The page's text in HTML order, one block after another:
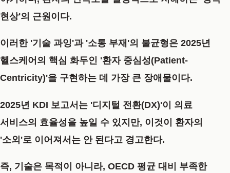
현상'의 근원이다.
이러한 '기술 과잉'과 '소통 부재'의 불균형은 2025년
헬스케어의 핵심 화두인 '환자 중심성(Patient-
Centricity)'을 구현하는 데 가장 큰 장애물이다.
2025년 KDI 보고서는 '디지털 전환(DX)'이 의료
서비스의 효율성을 높일 수 있지만, 이것이 환자의
'소외'로 이어져서는 안 된다고 경고한다.
즉, 기술은 목적이 아니라, OECD 평균 대비 부족한